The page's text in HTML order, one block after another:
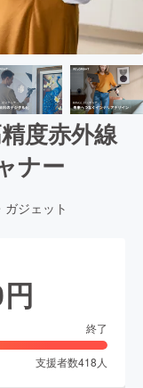
度赤外線
ナー
ジェット
円
終了
支援者数418 人